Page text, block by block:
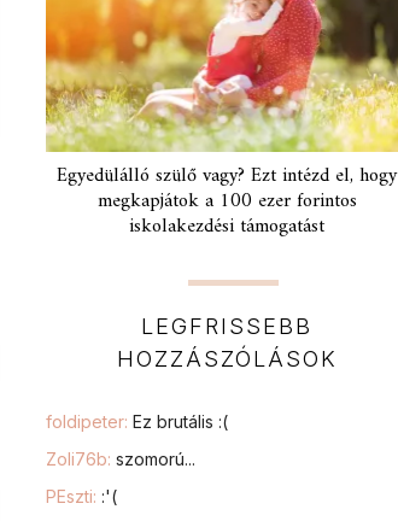
Egyedülálló szülő vagy? Ezt intézd el, hogy
megkapjátok a 100 ezer forintos
iskolakezdési támogatást
LEGFRISSEBB
HOZZÁSZÓLÁSOK
foldipeter: Ez brutális :(
Zoli76b: szomorú...
PEszti: :'(